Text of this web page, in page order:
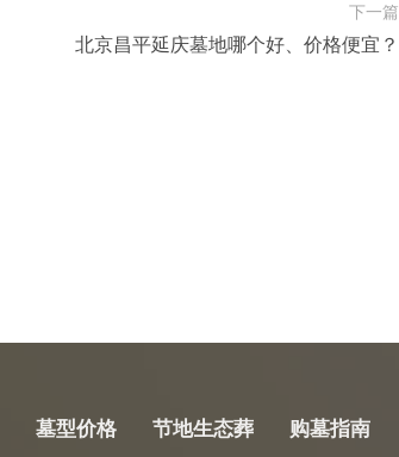
下一篇
北京昌平延庆墓地哪个好、价格便宜？
墓型价格 节地生态葬 购墓指南